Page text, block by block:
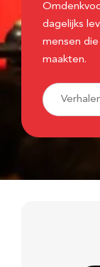
dagelijks
mensen
maakten.